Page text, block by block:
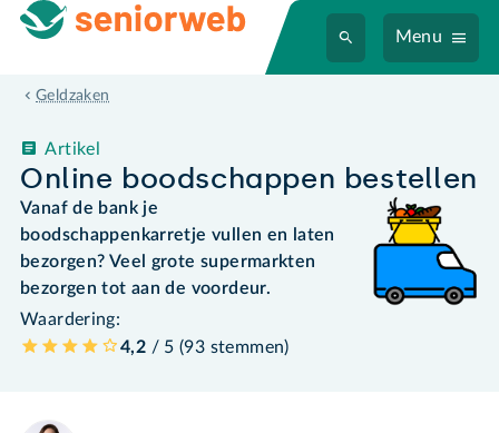
Menu
Geldzaken
Online boodschappen bestellen
Artikel
Vanaf de bank je
boodschappenkarretje vullen en laten
bezorgen? Veel grote supermarkten
bezorgen tot aan de voordeur.
Waardering:
4,2 / 5 (93 stemmen)